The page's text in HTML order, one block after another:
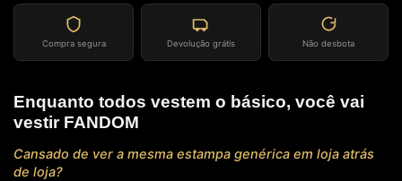
Compra segura Devolução grátis Não desbota
Enquanto todos vestem o básico, você vai
vestir FANDOM
Cansado de ver a mesma estampa genérica em loja atrás
de loja?